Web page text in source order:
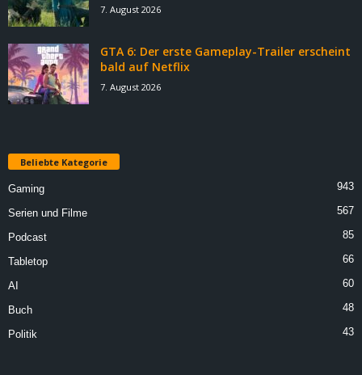
7. August 2026
GTA 6: Der erste Gameplay-Trailer erscheint
bald auf Netflix
7. August 2026
Beliebte Kategorie
Gaming 943
Serien und Filme 567
Podcast 85
Tabletop 66
AI 60
Buch 48
Politik 43